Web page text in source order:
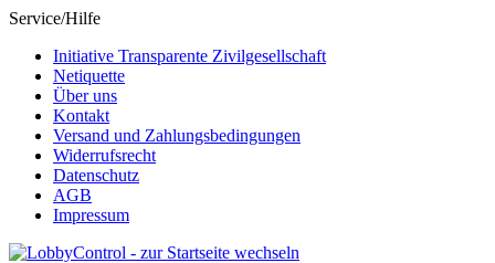
Service/Hilfe
Initiative Transparente Zivilgesellschaft
Netiquette
Über uns
Kontakt
Versand und Zahlungsbedingungen
Widerrufsrecht
Datenschutz
AGB
Impressum